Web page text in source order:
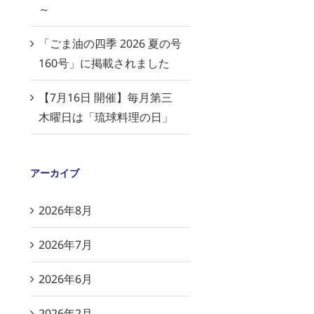
～
「ごま油の四季 2026 夏の号
160号」に掲載されました
【7月16日 開催】毎月第三
木曜日は「琉球料理の日」
アーカイブ
2026年8月
2026年7月
2026年6月